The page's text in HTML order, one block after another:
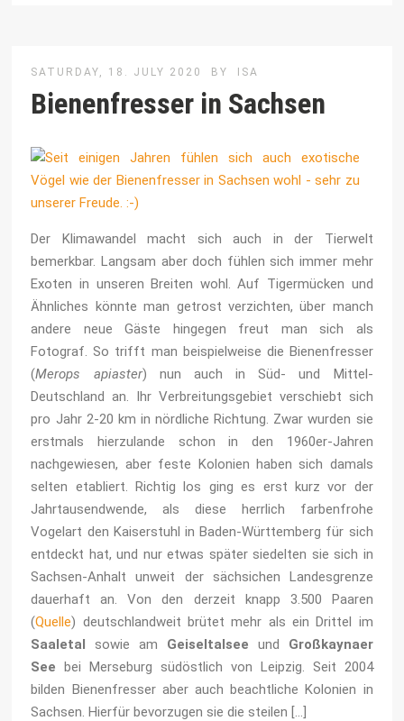
SATURDAY, 18. JULY 2020 BY ISA
Bienenfresser in Sachsen
Der Klimawandel macht sich auch in der Tierwelt
bemerkbar. Langsam aber doch fühlen sich immer mehr
Exoten in unseren Breiten wohl. Auf Tigermücken und
Ähnliches könnte man getrost verzichten, über manch
andere neue Gäste hingegen freut man sich als
Fotograf. So trifft man beispielweise die Bienenfresser
(Merops apiaster) nun auch in Süd- und Mittel-
Deutschland an. Ihr Verbreitungsgebiet verschiebt sich
pro Jahr 2-20 km in nördliche Richtung. Zwar wurden sie
erstmals hierzulande schon in den 1960er-Jahren
nachgewiesen, aber feste Kolonien haben sich damals
selten etabliert. Richtig los ging es erst kurz vor der
Jahrtausendwende, als diese herrlich farbenfrohe
Vogelart den Kaiserstuhl in Baden-Württemberg für sich
entdeckt hat, und nur etwas später siedelten sie sich in
Sachsen-Anhalt unweit der sächsichen Landesgrenze
dauerhaft an. Von den derzeit knapp 3.500 Paaren
(Quelle) deutschlandweit brütet mehr als ein Drittel im
Saaletal sowie am Geiseltalsee und Großkaynaer
See bei Merseburg südöstlich von Leipzig. Seit 2004
bilden Bienenfresser aber auch beachtliche Kolonien in
Sachsen. Hierfür bevorzugen sie die steilen […]